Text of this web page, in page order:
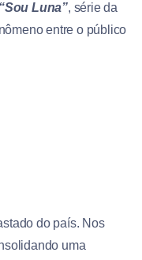
“Sou Luna”, série da
entre o público
do país. Nos
uma